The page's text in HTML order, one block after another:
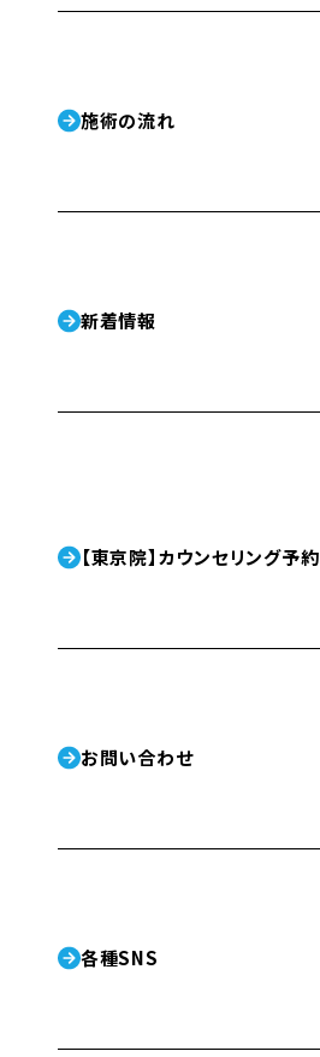
施術の流れ
新着情報
【東京院】カウンセリング予約
お問い合わせ
各種SNS